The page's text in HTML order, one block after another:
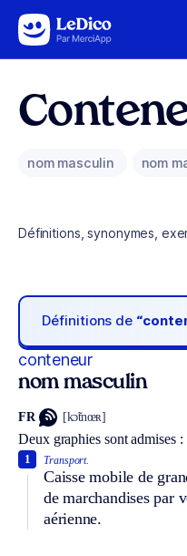
Aller au contenu
nom masculin nom
Définitions, synonymes,
Définitions de
conteneur
nom masculin
FR [kɔ̃tnœʀ]
Deux graphies sont admises :
Transport.
Caisse mobile de
de marchandises par
aérienne.
1